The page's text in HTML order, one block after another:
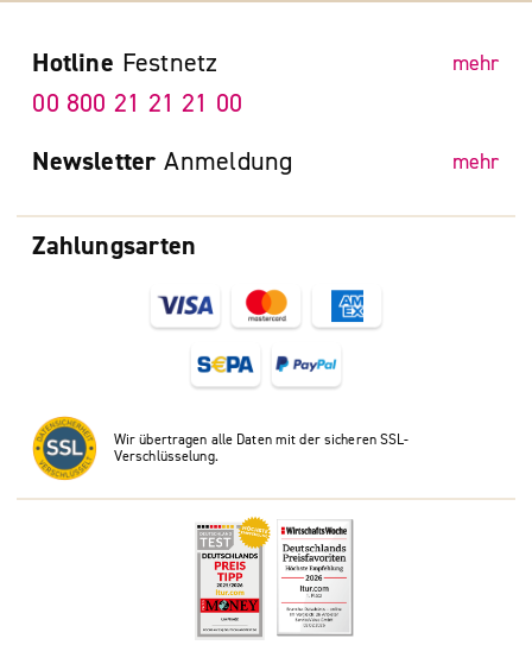
Zahlungsarten
Wir übertragen alle Daten mit der sicheren SSL-
Verschlüsselung.
Hotline Festnetz mehr
00 800 21 21 21 00
Newsletter Anmeldung mehr